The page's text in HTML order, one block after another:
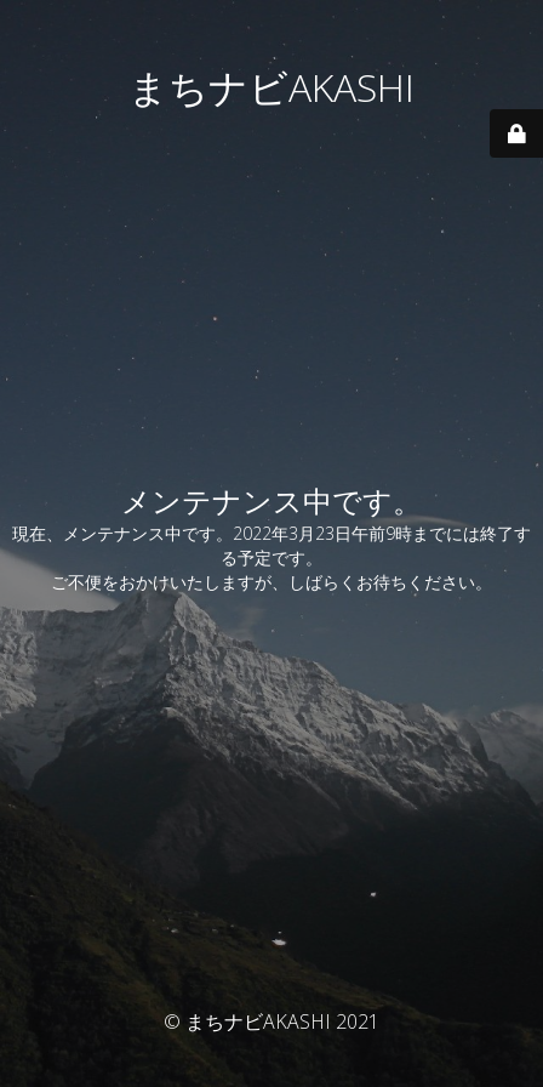
まちナビAKASHI
メンテナンス中です。
現在、メンテナンス中です。2022年3月23日午前9時までには終了す
る予定です。
ご不便をおかけいたしますが、しばらくお待ちください。
© まちナビAKASHI 2021